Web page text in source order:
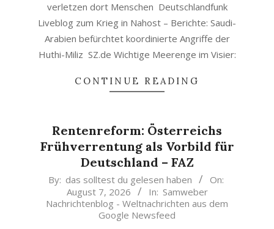
verletzen dort Menschen Deutschlandfunk
Liveblog zum Krieg in Nahost – Berichte: Saudi-
Arabien befürchtet koordinierte Angriffe der
Huthi-Miliz SZ.de Wichtige Meerenge im Visier:
CONTINUE READING
Rentenreform: Österreichs
Frühverrentung als Vorbild für
Deutschland – FAZ
2026-
07
By: das solltest du gelesen haben
On:
August 7, 2026
In: Samweber
Nachrichtenblog - Weltnachrichten aus dem
Google Newsfeed